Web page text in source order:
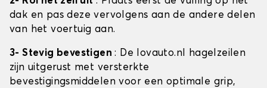
dak en pas deze vervolgens aan de andere delen
van het voertuig aan.
3- Stevig bevestigen: De lovauto.nl hagelzeilen
zijn uitgerust met versterkte
bevestigingsmiddelen voor een optimale grip,